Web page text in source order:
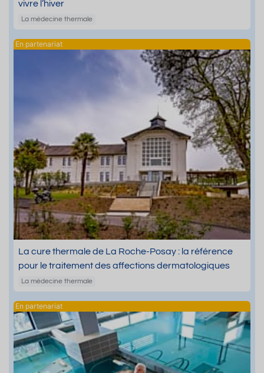
vivre l’hiver
La médecine thermale
La cure thermale de La Roche-Posay : la référence
pour le traitement des affections dermatologiques
La médecine thermale